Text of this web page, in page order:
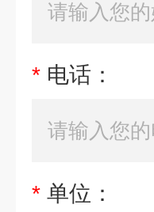
* 电话：
* 单位：